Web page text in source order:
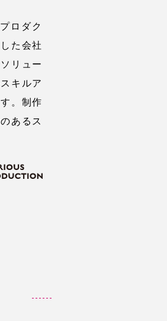
ロダク
た会社
リュー
キルア
。制作
あるス